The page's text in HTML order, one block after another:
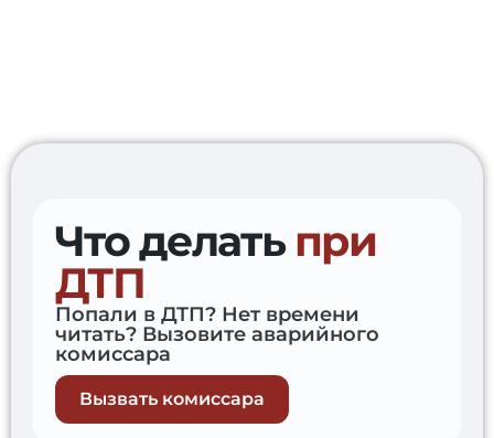
Что делатьпри
ДТП
Попали в ДТП? Нет времени
читать? Вызовите аварийного
комиссара
Вызвать комиссара